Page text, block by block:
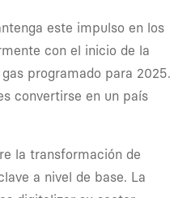
este impulso en los
con el inicio de la
programado para 2025.
convertirse en un país
la transformación de
a nivel de base. La